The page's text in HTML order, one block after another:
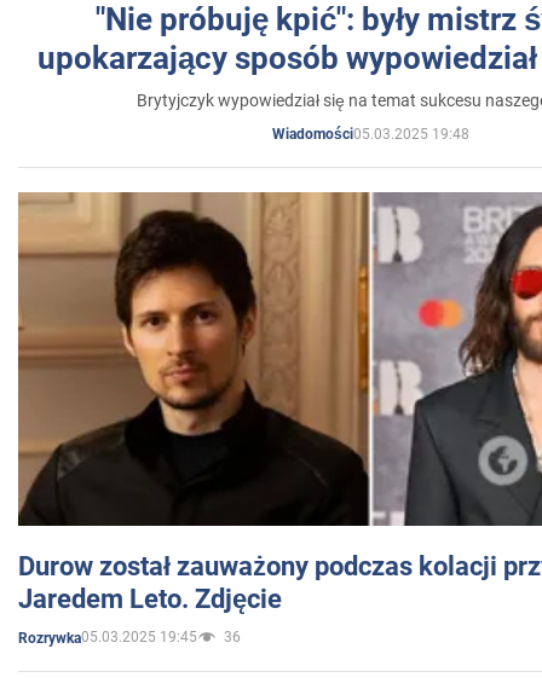
"Nie próbuję kpić": były mistrz
upokarzający sposób
Brytyjczyk wypowiedział się na temat sukcesu
Wiadomości05.03.2025 19:48
Durow został zauważony podczas kolacji
Jaredem Leto. Zdjęcie
Rozrywka05.03.2025 19:45 36